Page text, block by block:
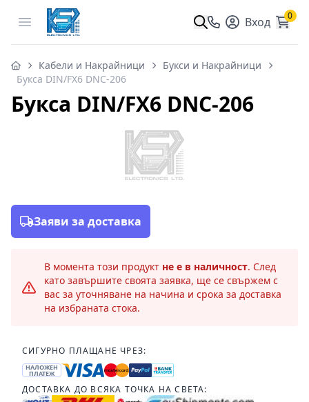
Open menu Вход 0
Кабели и Накрайници
Букси и Накрайници
Букса DIN/FX6 DNC-206
Букса DIN/FX6 DNC-206
Заяви за доставка
В момента този продукт не е в наличност. След
като завършите своята заявка, ще се свържем с
вас за уточняване на начина и срока за доставка
на избраната стока.
СИГУРНО ПЛАЩАНЕ ЧРЕЗ:
НАЛОЖЕН
ПЛАТЕЖ
ДОСТАВКА ДО ВСЯКА ТОЧКА НА СВЕТА: